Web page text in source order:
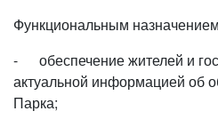
Функциональным
- обеспечение жителей и
актуальной информацией об
Парка;